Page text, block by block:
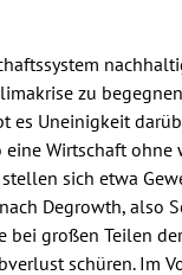
zu
es Uneinigkeit
eine Wirtschaft
sich etwa
Degrowth, also
bei großen Teilen
schüren. Im